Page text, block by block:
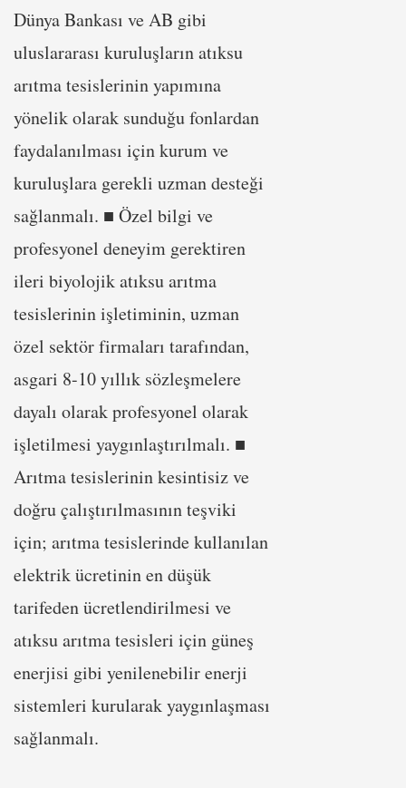
Dünya Bankası ve AB gibi
uluslararası kuruluşların atıksu
arıtma tesislerinin yapımına
yönelik olarak sunduğu fonlardan
faydalanılması için kurum ve
kuruluşlara gerekli uzman desteği
sağlanmalı. ■ Özel bilgi ve
profesyonel deneyim gerektiren
ileri biyolojik atıksu arıtma
tesislerinin işletiminin, uzman
özel sektör firmaları tarafından,
asgari 8-10 yıllık sözleşmelere
dayalı olarak profesyonel olarak
işletilmesi yaygınlaştırılmalı. ■
Arıtma tesislerinin kesintisiz ve
doğru çalıştırılmasının teşviki
için; arıtma tesislerinde kullanılan
elektrik ücretinin en düşük
tarifeden ücretlendirilmesi ve
atıksu arıtma tesisleri için güneş
enerjisi gibi yenilenebilir enerji
sistemleri kurularak yaygınlaşması
sağlanmalı.